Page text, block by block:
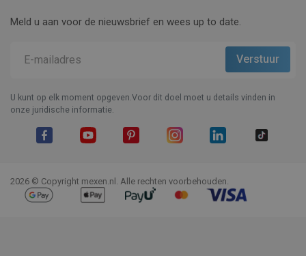
Meld u aan voor de nieuwsbrief en wees up to date.
U kunt op elk moment opgeven.Voor dit doel moet u details vinden in
onze juridische informatie.
2026 © Copyright mexen.nl. Alle rechten voorbehouden.